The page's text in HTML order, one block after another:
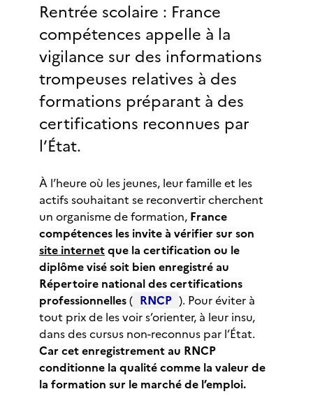
Rentrée scolaire : France
compétences appelle à la
vigilance sur des informations
trompeuses relatives à des
formations préparant à des
certifications reconnues par
l’État.
À l’heure où les jeunes, leur famille et les
actifs souhaitant se reconvertir cherchent
un organisme de formation, France
compétences les invite à vérifier sur son
site internetque la certification ou le
diplôme visé soit bien enregistré au
Répertoire national des certifications
professionnelles( RNCP ). Pour éviter à
tout prix de les voir s’orienter, à leur insu,
dans des cursus non-reconnus par l’État.
Car cet enregistrement au RNCP
conditionne la qualité comme la valeur de
la formation sur le marché de l’emploi.